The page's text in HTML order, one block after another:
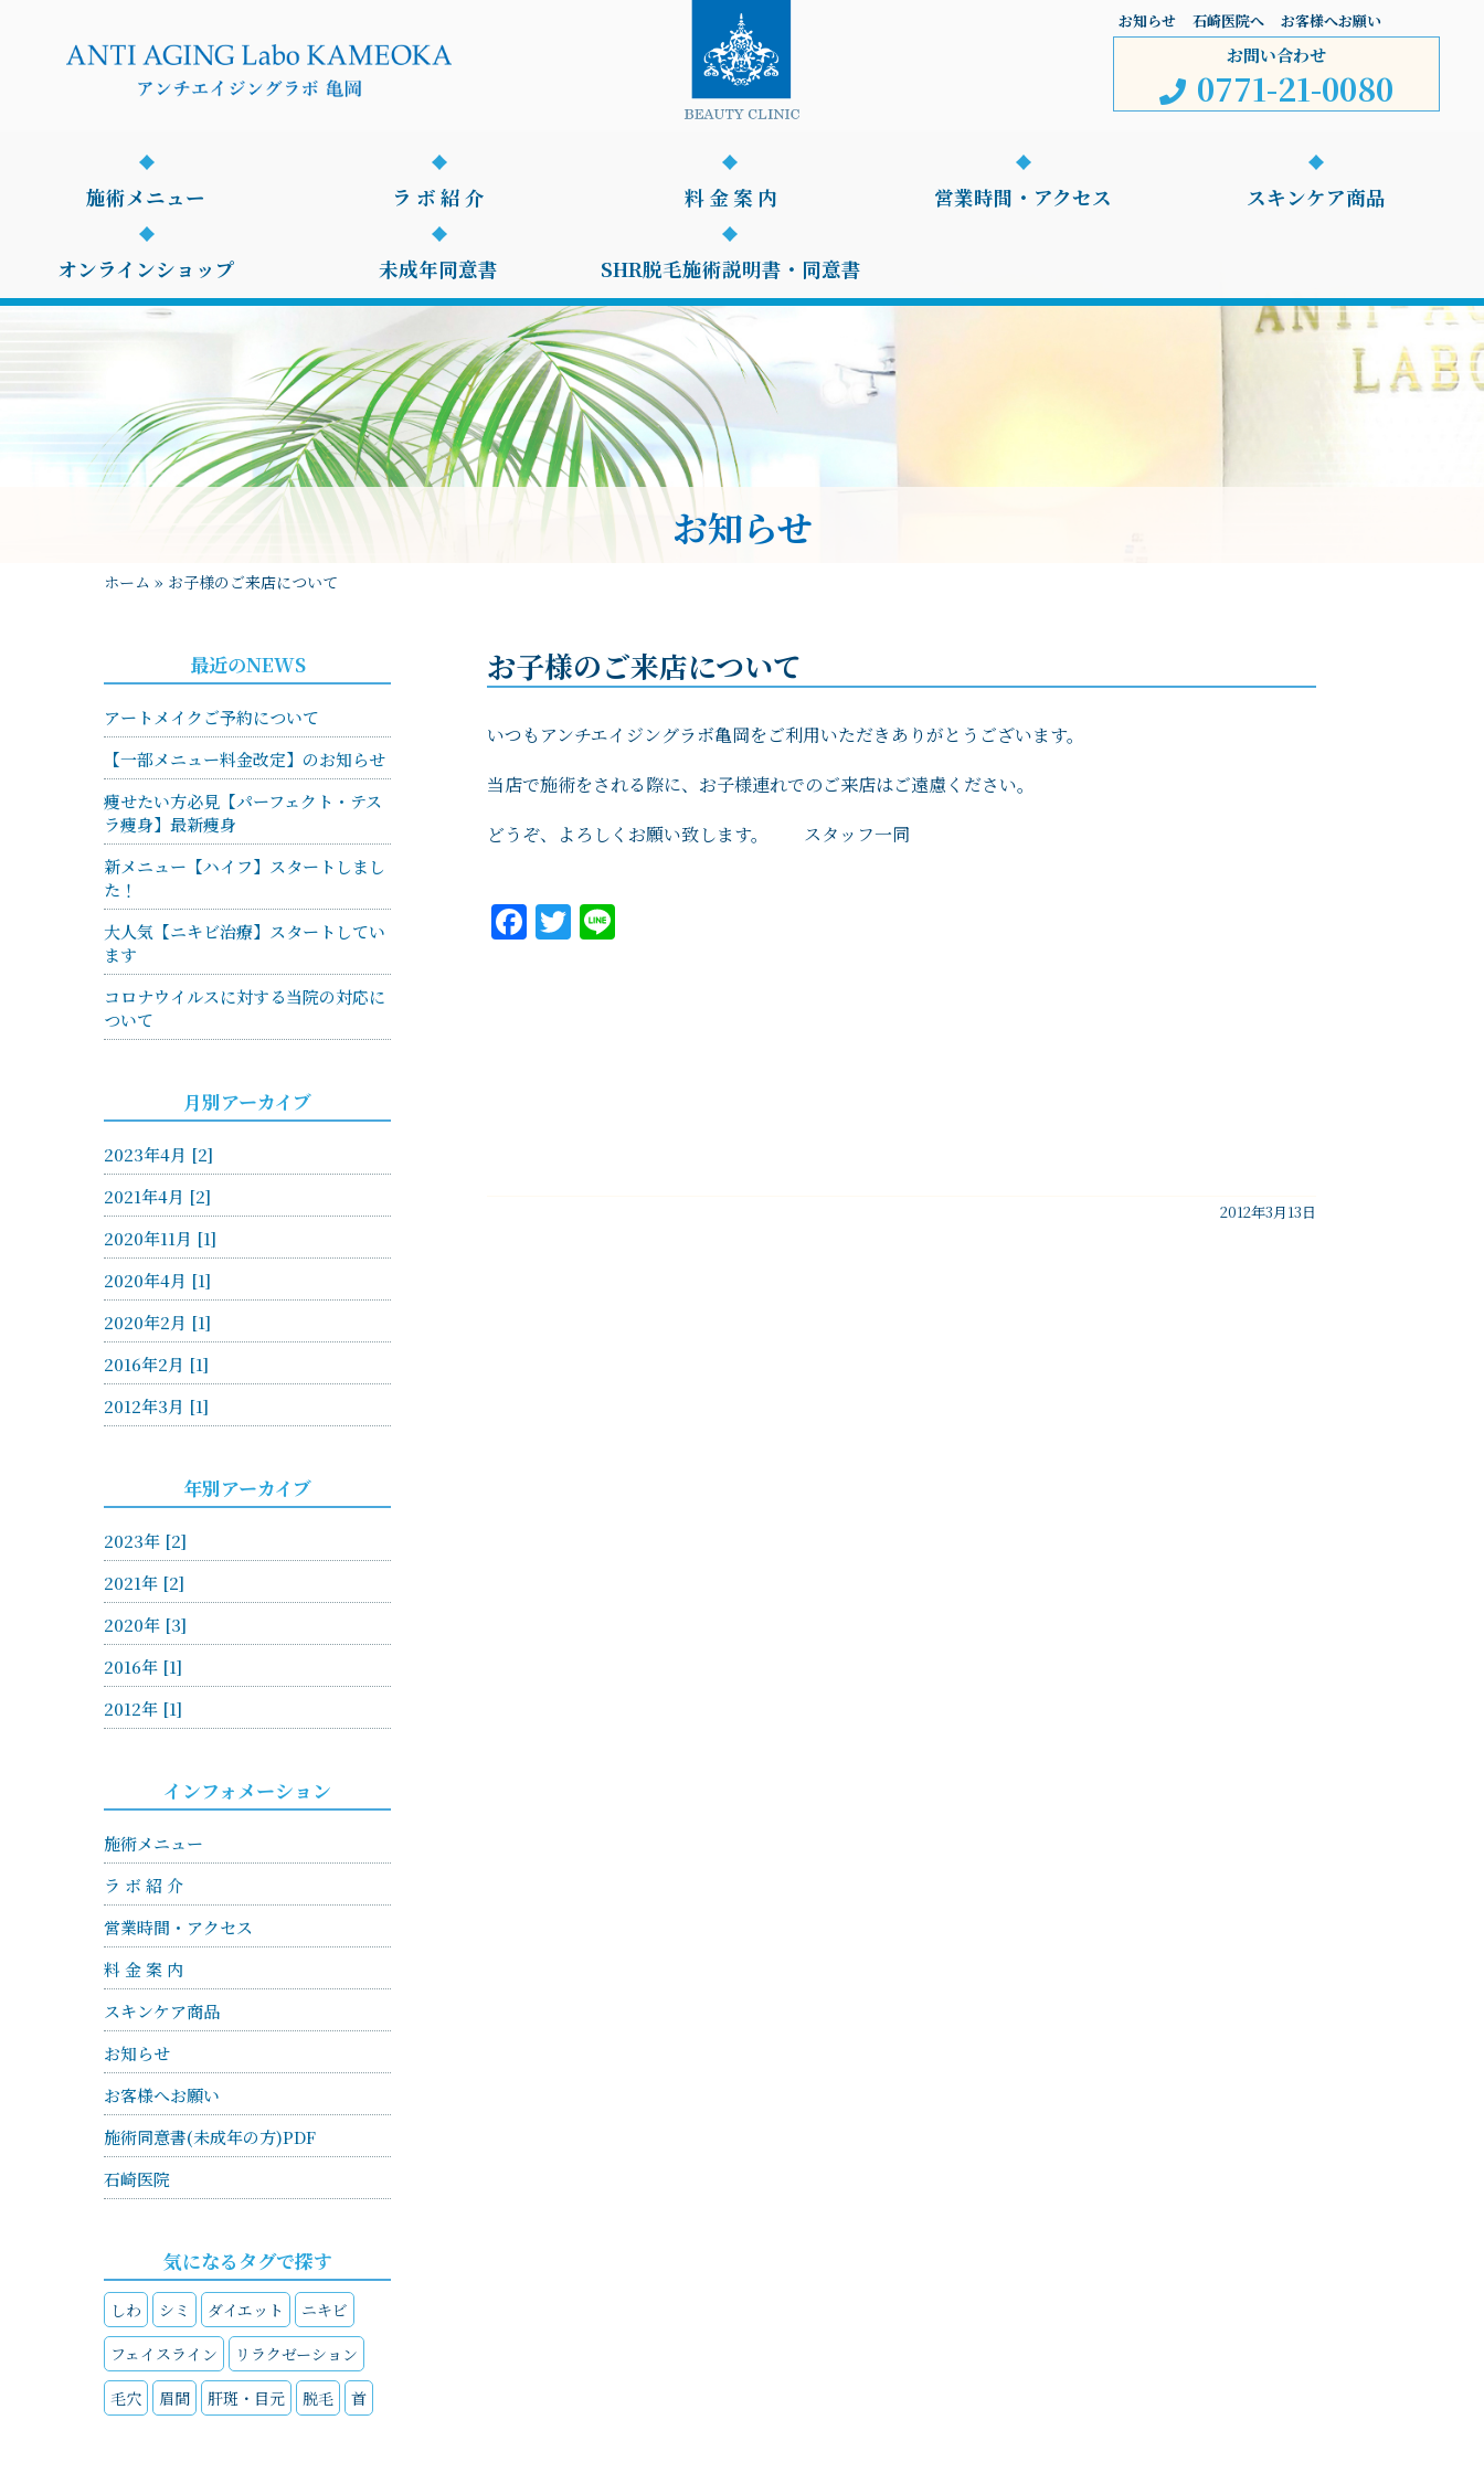
施術メニュー ラ ボ 紹 介 料 金 案 内 営業時間・アクセス スキンケア商品
オンラインショップ 未成年同意書 SHR脱毛施術説明書・同意書
お知らせ 石崎医院へ お客様へお願い
お問い合わせ
0771-21-0080
お知らせ
ホーム» お子様のご来店について
お子様のご来店について
いつもアンチエイジングラボ亀岡をご利用いただきありがとうございます。
当店で施術をされる際に、お子様連れでのご来店はご遠慮ください。
どうぞ、よろしくお願い致します。 スタッフ一同
Facebook
Twitter
2012年3月13日
最近のNEWS
アートメイクご予約について
【一部メニュー料金改定】のお知らせ
痩せたい方必見【パーフェクト・テス
ラ痩身】最新痩身
新メニュー【ハイフ】スタートしまし
た！
大人気【ニキビ治療】スタートしてい
ます
コロナウイルスに対する当院の対応に
ついて
月別アーカイブ
2023年4月 [2]
2021年4月 [2]
2020年11月 [1]
2020年4月 [1]
2020年2月 [1]
2016年2月 [1]
2012年3月 [1]
年別アーカイブ
2023年 [2]
2021年 [2]
2020年 [3]
2016年 [1]
2012年 [1]
インフォメーション
施術メニュー
ラ ボ 紹 介
営業時間・アクセス
料 金 案 内
スキンケア商品
お知らせ
お客様へお願い
施術同意書(未成年の方)PDF
石崎医院
気になるタグで探す
しわ シミ ダイエット
ニキビ
フェイスライン
リラクゼーション
毛穴
眉間 肝斑・目元 脱毛 首